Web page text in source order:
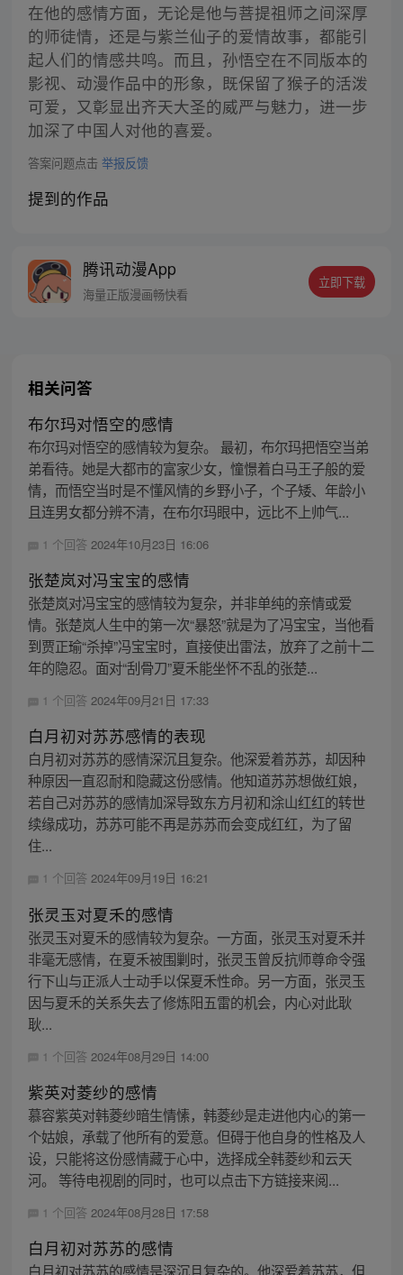
在他的感情方面，无论是他与菩提祖师之间深厚
的师徒情，还是与紫兰仙子的爱情故事，都能引
起人们的情感共鸣。而且，孙悟空在不同版本的
影视、动漫作品中的形象，既保留了猴子的活泼
可爱，又彰显出齐天大圣的威严与魅力，进一步
加深了中国人对他的喜爱。
答案问题点击 举报反馈
提到的作品
腾讯动漫App
海量正版漫画畅快看
立即下载
相关问答
布尔玛对悟空的感情
布尔玛对悟空的感情较为复杂。 最初，布尔玛把悟空当弟
弟看待。她是大都市的富家少女，憧憬着白马王子般的爱
情，而悟空当时是不懂风情的乡野小子，个子矮、年龄小
且连男女都分辨不清，在布尔玛眼中，远比不上帅气...
1 个回答 2024年10月23日 16:06
张楚岚对冯宝宝的感情
张楚岚对冯宝宝的感情较为复杂，并非单纯的亲情或爱
情。张楚岚人生中的第一次“暴怒”就是为了冯宝宝，当他看
到贾正瑜“杀掉”冯宝宝时，直接使出雷法，放弃了之前十二
年的隐忍。面对“刮骨刀”夏禾能坐怀不乱的张楚...
1 个回答 2024年09月21日 17:33
白月初对苏苏感情的表现
白月初对苏苏的感情深沉且复杂。他深爱着苏苏，却因种
种原因一直忍耐和隐藏这份感情。他知道苏苏想做红娘，
若自己对苏苏的感情加深导致东方月初和涂山红红的转世
续缘成功，苏苏可能不再是苏苏而会变成红红，为了留
住...
1 个回答 2024年09月19日 16:21
张灵玉对夏禾的感情
张灵玉对夏禾的感情较为复杂。一方面，张灵玉对夏禾并
非毫无感情，在夏禾被围剿时，张灵玉曾反抗师尊命令强
行下山与正派人士动手以保夏禾性命。另一方面，张灵玉
因与夏禾的关系失去了修炼阳五雷的机会，内心对此耿
耿...
1 个回答 2024年08月29日 14:00
紫英对菱纱的感情
慕容紫英对韩菱纱暗生情愫，韩菱纱是走进他内心的第一
个姑娘，承载了他所有的爱意。但碍于他自身的性格及人
设，只能将这份感情藏于心中，选择成全韩菱纱和云天
河。 等待电视剧的同时，也可以点击下方链接来阅...
1 个回答 2024年08月28日 17:58
白月初对苏苏的感情
白月初对苏苏的感情是深沉且复杂的。他深爱着苏苏，但